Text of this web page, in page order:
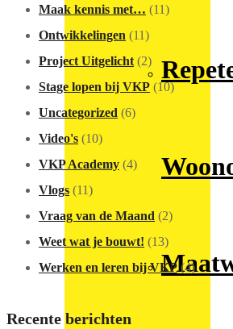
Maak kennis met… (11)
Ontwikkelingen (11)
Project Uitgelicht (2)
Stage lopen bij VKP (10)
Uncategorized (6)
Video's (10)
VKP Academy (4)
Vlogs (11)
Vraag van de Maand (2)
Weet wat je bouwt! (13)
Werken en leren bij VKP(4)
Recente berichten